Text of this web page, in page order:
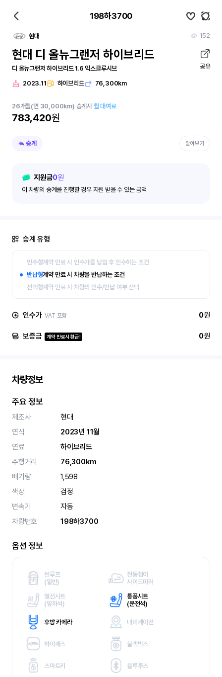
198하3700
현대 152
현대 디 올뉴그랜저 하이브리드
디 올뉴그랜저 하이브리드 1.6 익스클루시브 공유
2023.11 하이브리드 76,300km
26개월(연 30,000km) 승계시 월 대여료
783,420원
승계 알아보기
지원금0원
이 차량의 승계를 진행할 경우 지원 받을 수 있는 금액
승계 유형
인수형계약 만료 시 인수가를 납입 후 인수하는 조건
반납형계약 만료 시 차량을 반납하는 조건
선택형계약 만료 시 차량의 인수/반납 여부 선택
인수가 VAT 포함 0원
보증금 계약 만료시 환급! 0원
차량정보
주요 정보
제조사
현대
연식
2023년 11월
연료
하이브리드
주행거리
76,300km
배기량
1,598
색상
검정
변속기
자동
차량번호
198하3700
옵션 정보
썬루프
(일반)
전동접이
사이드미러
열선시트
(앞좌석)
통풍시트
(운전석)
후방 카메라 내비게이션
하이패스 블랙박스
스마트키 블루투스